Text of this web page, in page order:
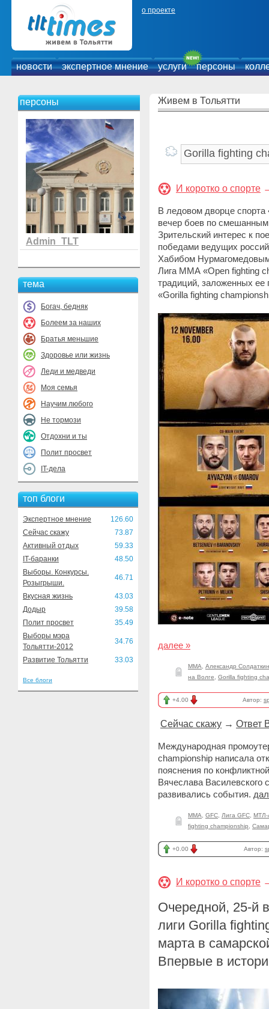
о проекте
новости экспертное мнение услуги персоны
персоны
Admin_TLT
тема
Богач, бедняк
Болеем за наших
Братья меньшие
Здоровье или жизнь
Леди и медведи
Моя семья
Научим любого
Не тормози
Отдохни и ты
Полит просвет
IT-дела
топ блоги
Экспертное мнение
126.60
Сейчас скажу
73.87
Активный отдых
59.33
IT-баранки
48.50
Выборы. Конкурсы.
Розыгрыши.
46.71
Вкусная жизнь
43.03
Додыр
39.58
Полит просвет
35.49
Выборы мэра
Тольятти-2012
34.76
Развитие Тольятти 33.03
Все блоги
Живем в Тольятти
И коротко о спорте
В ледовом дворце
вечер боев по
Зрительский интерес к
победами ведущих
Хабибом
Лига ММА «Open fighting
традиций, заложенных ее
«Gorilla fighting
далее »
ММА
Александр Солдаткин
на Волге
Gorilla fighting
+4.00 Автор:
Сейчас скажу → Ответ
Международная
championship написала
пояснения по
Вячеслава Василевского
развивались события.
ММА GFC Лига GFC МТЛ-
fighting championship
+0.00 Автор:
И коротко о спорте
Очередной, 25-й
лиги Gorilla
марта в
Впервые в